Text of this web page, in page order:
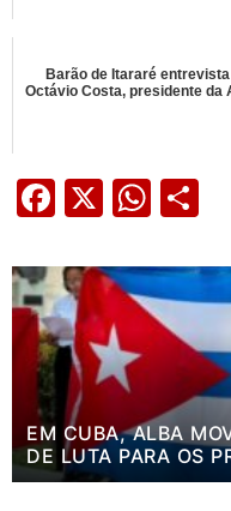
Barão de Itararé entrevista
Octávio Costa, presidente da
Facebook
X
EM CUBA, ALBA
DE LUTA PARA OS